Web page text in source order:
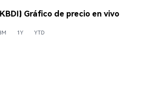
Gráfico de precio en vivo
1Y YTD